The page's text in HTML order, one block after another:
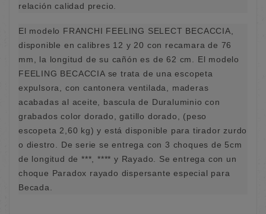
relación calidad precio.
El modelo FRANCHI FEELING SELECT BECACCIA,
disponible en calibres 12 y 20 con recamara de 76
mm, la longitud de su cañón es de 62 cm. El modelo
FEELING BECACCIA se trata de una escopeta
expulsora, con cantonera ventilada, maderas
acabadas al aceite, bascula de Duraluminio con
grabados color dorado, gatillo dorado, (peso
escopeta 2,60 kg) y está disponible para tirador zurdo
o diestro. De serie se entrega con 3 choques de 5cm
de longitud de ***, **** y Rayado. Se entrega con un
choque Paradox rayado dispersante especial para
Becada.